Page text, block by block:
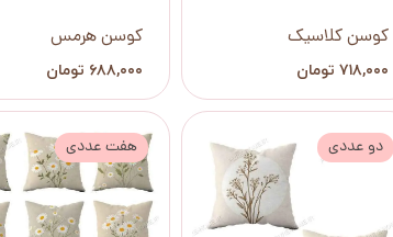
کوسن کلاسیک
۷۱۸,۰۰۰ تومان
کوسن هرمس
۶۸۸,۰۰۰ تومان
دو عددی هفت عددی